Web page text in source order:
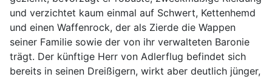
und verzichtet kaum einmal auf Schwert, Kettenhemd
und einen Waffenrock, der als Zierde die Wappen
seiner Familie sowie der von ihr verwalteten Baronie
trägt. Der künftige Herr von Adlerflug befindet sich
bereits in seinen Dreißigern, wirkt aber deutlich jünger,